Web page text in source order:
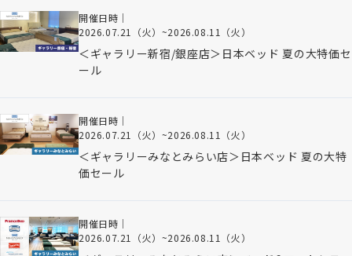
開催日時｜
2026.07.21（火） ~2026.08.11（火）
＜ギャラリー新宿/銀座店＞日本ベッド 夏の大特価セ
ール
開催日時｜
2026.07.21（火） ~2026.08.11（火）
＜ギャラリーみなとみらい店＞日本ベッド 夏の大特
価セール
開催日時｜
2026.07.21（火） ~2026.08.11（火）